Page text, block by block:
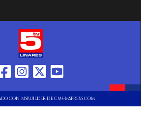
CON MSBUILDER DE CMS-MSPRESS.COM